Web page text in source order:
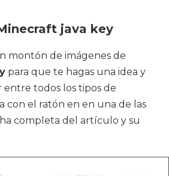
java key
montón de imágenes de
para que te hagas una idea y
entre todos los tipos de
con el ratón en en una de las
completa del artículo y su